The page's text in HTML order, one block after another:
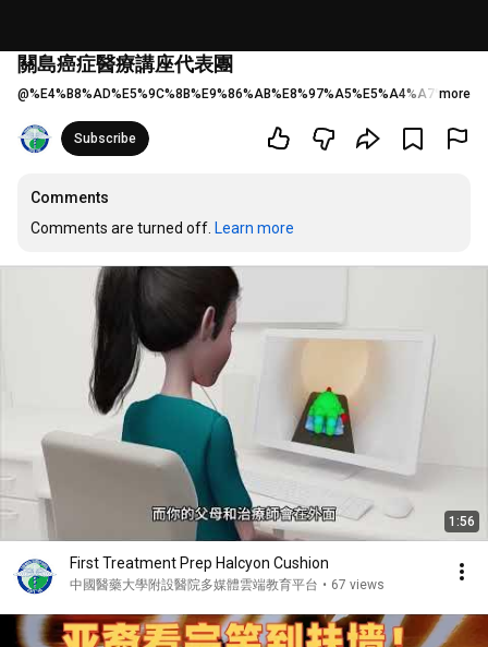
關島癌症醫療講座代表團
@ more
Subscribe
Comments
Comments are turned off. Learn more
1:56
First Treatment Prep Halcyon Cushion
中國醫藥大學附設醫院多媒體雲端教育平台 • 67 views